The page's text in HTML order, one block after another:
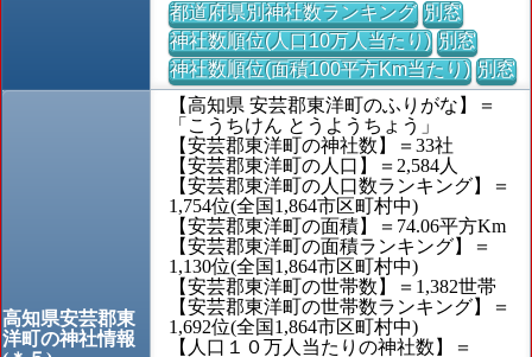
都道府県別神社数ランキング 別窓
神社数順位(人口10万人当たり) 別窓
神社数順位(面積100平方Km当たり) 別窓
高知県安芸郡東
洋町の神社情報
【高知県 安芸郡東洋町のふりがな】＝
「こうちけん とうようちょう」
【安芸郡東洋町の神社数】＝33社
【安芸郡東洋町の人口】＝2,584人
【安芸郡東洋町の人口数ランキング】＝
1,754位(全国1,864市区町村中)
【安芸郡東洋町の面積】＝74.06平方Km
【安芸郡東洋町の面積ランキング】＝
1,130位(全国1,864市区町村中)
【安芸郡東洋町の世帯数】＝1,382世帯
【安芸郡東洋町の世帯数ランキング】＝
1,692位(全国1,864市区町村中)
【人口１０万人当たりの神社数】＝